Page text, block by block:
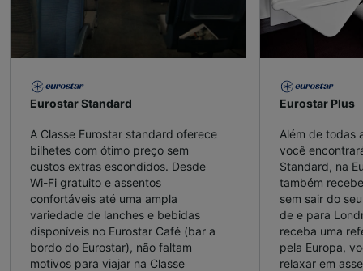
Eurostar Standard
A Classe Eurostar standard oferece
bilhetes com ótimo preço sem
custos extras escondidos. Desde
Wi-Fi gratuito e assentos
confortáveis ​​até uma ampla
variedade de lanches e bebidas
disponíveis no Eurostar Café (bar a
bordo do Eurostar), não faltam
motivos para viajar na Classe
Eurostar Plus
Além de todas
você
Standard, na
também
sem sair do
de e para
receba uma
pela Europa,
relaxar em